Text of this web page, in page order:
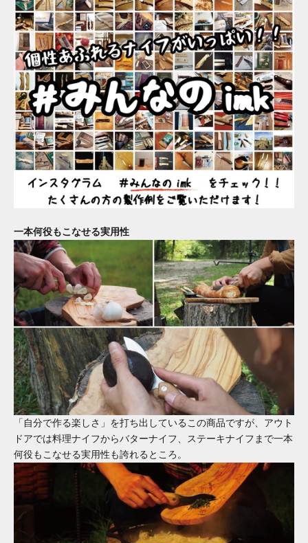
一本何役もこなせる実用性
「自分で作る楽しさ」を打ち出しているこの商品ですが、アウト
ドアでは料理ナイフからバターナイフ、ステーキナイフまで一本
何役もこなせる実用性も誇れるところ。